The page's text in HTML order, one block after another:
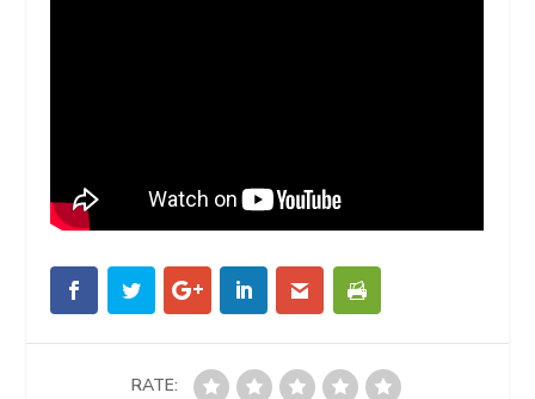
RATE: